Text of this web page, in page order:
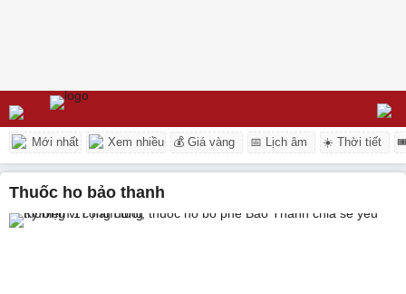
Mới nhất Xem nhiều 💰 Giá vàng 📅 Lịch âm ☀️ Thời tiết
thuốc ho bảo thanh